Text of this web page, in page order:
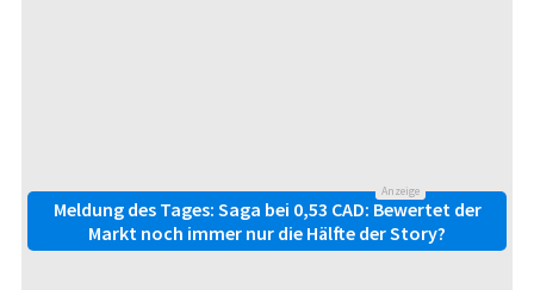
Anzeige
Meldung des Tages: Saga bei 0,53 CAD: Bewertet der
Markt noch immer nur die Hälfte der Story?